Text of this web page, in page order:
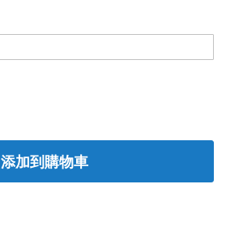
添加到購物車